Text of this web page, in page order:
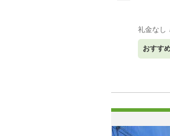
礼金なし
おすす